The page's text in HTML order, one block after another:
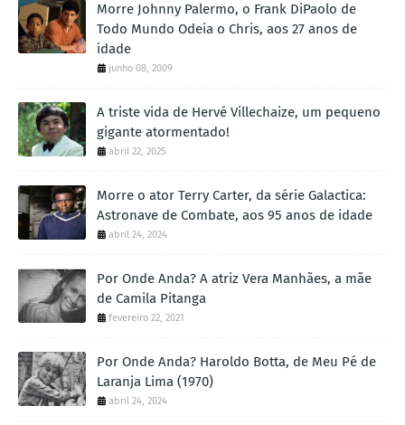
Morre Johnny Palermo, o Frank DiPaolo de
Todo Mundo Odeia o Chris, aos 27 anos de
idade
junho 08, 2009
A triste vida de Hervé Villechaize, um pequeno
gigante atormentado!
abril 22, 2025
Morre o ator Terry Carter, da série Galactica:
Astronave de Combate, aos 95 anos de idade
abril 24, 2024
Por Onde Anda? A atriz Vera Manhães, a mãe
de Camila Pitanga
fevereiro 22, 2021
Por Onde Anda? Haroldo Botta, de Meu Pé de
Laranja Lima (1970)
abril 24, 2024